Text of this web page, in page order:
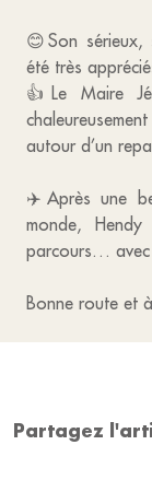
😊Son sérieux,
été très
👍Le Maire
autour d’un
✈️Après une
monde,
parcours… avec
Bonne route et
Partagez